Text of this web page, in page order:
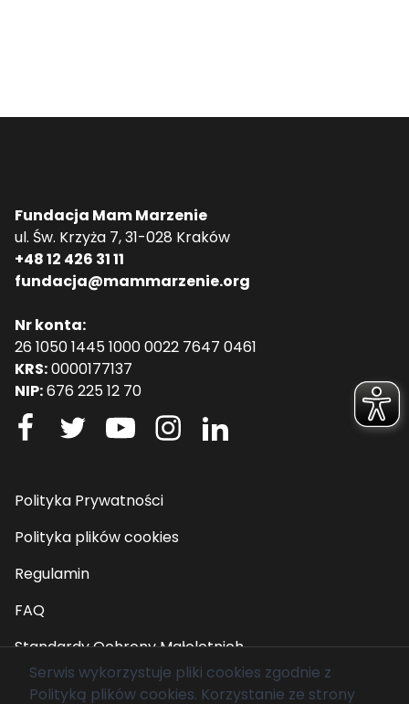
Fundacja Mam Marzenie
ul. Św. Krzyża 7, 31-028 Kraków
+48 12 426 31 11
fundacja@mammarzenie.org
Nr konta:
26 1050 1445 1000 0022 7647 0461
KRS:0000177137
NIP:676 225 12 70
Polityka Prywatności
Polityka plików cookies
Regulamin
FAQ
Standardy Ochrony Małoletnich
Serwis wykorzystuje pliki cookies zgodnie z
Polityką plików cookies. Korzystanie ze strony